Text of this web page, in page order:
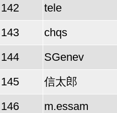
142
tele
143
chqs
144
SGenev
145
信太郎
146
m.essam